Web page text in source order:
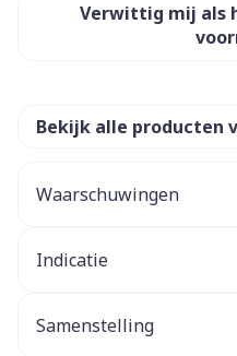
Verwittig mij als
Bekijk alle producten
Waarschuwingen
Indicatie
Bipolaire stoornissen:
Samenstelling